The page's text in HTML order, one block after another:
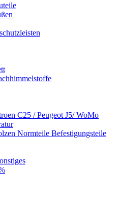
C25 / Peugeot J5/ WoMo
Normteile Befestigungsteile